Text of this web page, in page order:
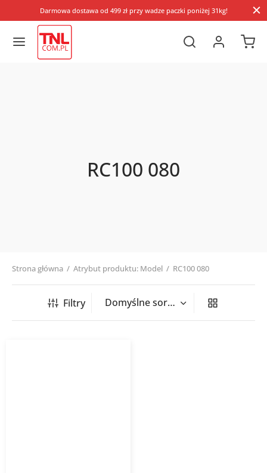
Darmowa dostawa od 499 zł przy wadze paczki poniżej 31kg!
RC100 080
Strona główna / Atrybut produktu: Model / RC100 080
Filtry